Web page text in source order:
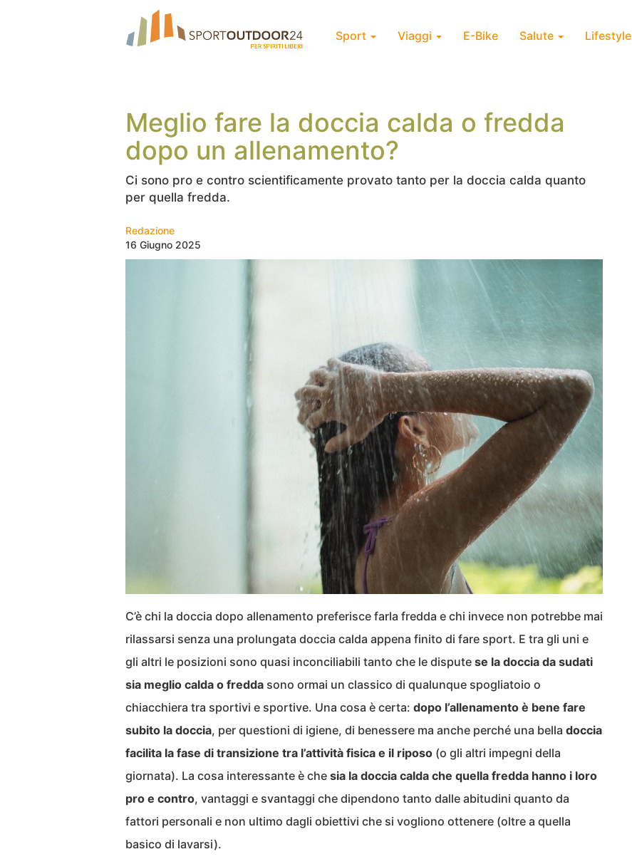
Sport Viaggi E-Bike Salute Lifestyle
Meglio fare la doccia calda o fredda
dopo un allenamento?
Ci sono pro e contro scientificamente provato tanto per la doccia calda quanto
per quella fredda.
Redazione
16 Giugno 2025
C’è chi la doccia dopo allenamento preferisce farla fredda e chi invece non potrebbe mai
rilassarsi senza una prolungata doccia calda appena finito di fare sport. E tra gli uni e
gli altri le posizioni sono quasi inconciliabili tanto che le dispute se la doccia da sudati
sia meglio calda o fredda sono ormai un classico di qualunque spogliatoio o
chiacchiera tra sportivi e sportive. Una cosa è certa: dopo l’allenamento è bene fare
subito la doccia, per questioni di igiene, di benessere ma anche perché una bella doccia
facilita la fase di transizione tra l’attività fisica e il riposo (o gli altri impegni della
giornata). La cosa interessante è che sia la doccia calda che quella fredda hanno i loro
pro e contro, vantaggi e svantaggi che dipendono tanto dalle abitudini quanto da
fattori personali e non ultimo dagli obiettivi che si vogliono ottenere (oltre a quella
basico di lavarsi).